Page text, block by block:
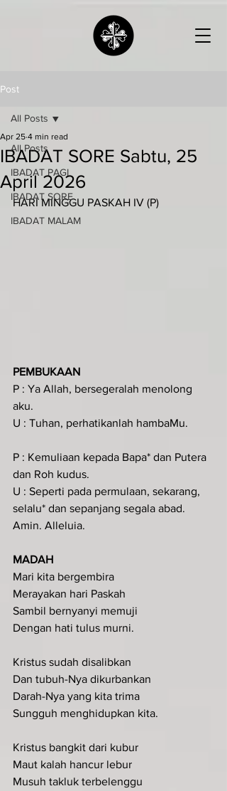
Post
All Posts
IBADAT PAGI
IBADAT SORE
IBADAT MALAM
All Posts
IBADAT SORE Sabtu, 25
April 2026
Apr 25 4 min read
HARI MINGGU PASKAH IV (P)
PEMBUKAAN
P : Ya Allah, bersegeralah menolong
aku.
U : Tuhan, perhatikanlah hambaMu.
P : Kemuliaan kepada Bapa* dan Putera
dan Roh kudus.
U : Seperti pada permulaan, sekarang,
selalu* dan sepanjang segala abad.
Amin. Alleluia.
MADAH
Mari kita bergembira
Merayakan hari Paskah
Sambil bernyanyi memuji
Dengan hati tulus murni.
Kristus sudah disalibkan
Dan tubuh-Nya dikurbankan
Darah-Nya yang kita trima
Sungguh menghidupkan kita.
Kristus bangkit dari kubur
Maut kalah hancur lebur
Musuh takluk terbelenggu